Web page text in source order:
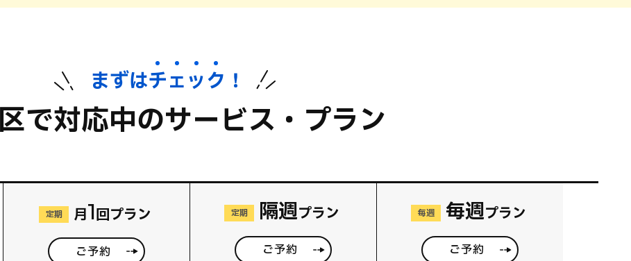
まずはチェック ！
で対応中のサービス・プラン
定期 月1回プラン
ご予約
定期 隔週プラン
ご予約
毎週 毎週プラン
ご予約